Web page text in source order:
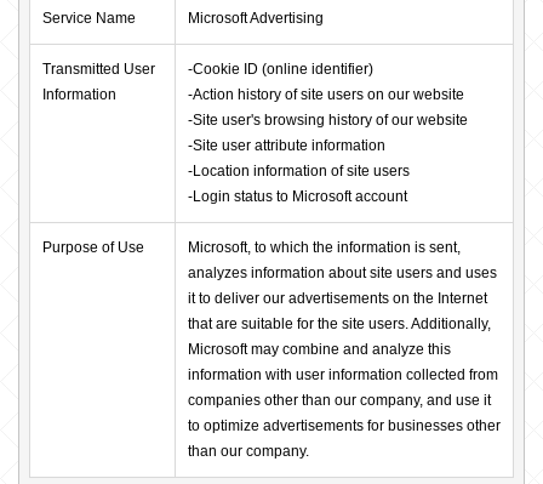
Service Name Microsoft Advertising
Transmitted User
Information
-Cookie ID (online identifier)
-Action history of site users on our website
-Site user's browsing history of our website
-Site user attribute information
-Location information of site users
-Login status to Microsoft account
Purpose of Use
Microsoft, to which the information is sent,
analyzes information about site users and uses
it to deliver our advertisements on the Internet
that are suitable for the site users. Additionally,
Microsoft may combine and analyze this
information with user information collected from
companies other than our company, and use it
to optimize advertisements for businesses other
than our company.